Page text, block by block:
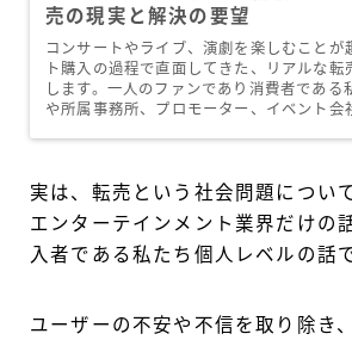
売の現実と解決の要望
コンサートやライブ、演劇を楽しむことが
ト購入の過程で直面してきた、リアルな転
します。一人のファンであり消費者である
や所属事務所、プロモーター、イベント
実は、転売という社会問題につい
エンターテインメント業界だけの
入者である私たち個人レベルの話
ユーザーの不安や不信を取り除き